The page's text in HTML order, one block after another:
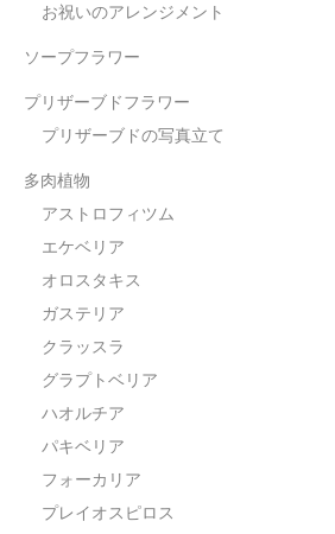
お祝いのアレンジメント
ソープフラワー
プリザーブドフラワー
プリザーブドの写真立て
多肉植物
アストロフィツム
エケベリア
オロスタキス
ガステリア
クラッスラ
グラプトベリア
ハオルチア
パキベリア
フォーカリア
プレイオスピロス